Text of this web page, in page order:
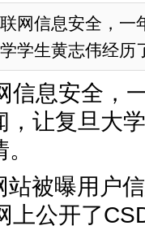
网信息安全，一
学生黄志伟经历
信息安全，
，让复旦大
站被曝用户
上公开了